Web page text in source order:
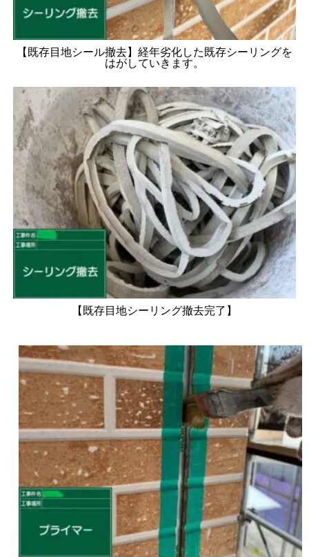
【既存目地シール撤去】経年劣化した既存シーリングを
はがしていきます。
【既存目地シーリング撤去完了】